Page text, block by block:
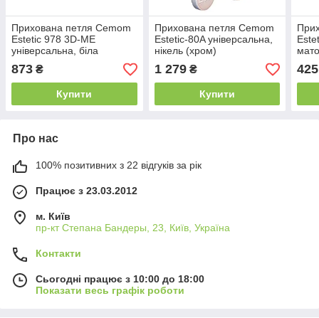
Прихована петля Cemom
Estetic 978 3D-ME
універсальна, біла
873 ₴
Купити
Прихована петля Cemom
Estetic-80A універсальна,
нікель (хром)
1 279₴
Купити
425
Про нас
100% позитивних з 22 відгуків за рік
Працює з 23.03.2012
м. Київ
пр-кт Степана Бандеры, 23, Київ, Україна
Контакти
Сьогодні працює з 10:00 до 18:00
Показати весь графік роботи